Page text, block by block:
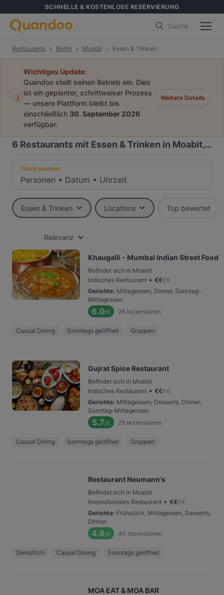
SCHNELLE & KOSTENLOSE RESERVIERUNG
Suche
Restaurants Berlin Moabit Essen & Trinken
i
Wichtiges Update:
Quandoo stellt seinen Betrieb ein. Dies
ist ein geplanter, schrittweiser Prozess
— unsere Plattform bleibt bis
einschließlich 30. September 2026
verfügbar.
Weitere Details
6 Restaurants mit Essen & Trinken in Moabit, Berlin
Tisch suchen:
Personen • Datum • Uhrzeit
Essen & Trinken Locations Top bewertet
Relevanz
Khaugalli - Mumbai Indian Street Food
Befindet sich in Moabit
Indisches Restaurant • €€€€
Gerichte: Mittagessen, Dinner, Sonntag-
Mittagessen
6.0/6 26 rezensionen
Casual Dining Sonntags geöffnet Gruppen
Gujrat Spice Restaurant
Befindet sich in Moabit
Indisches Restaurant • €€€€
Gerichte: Mittagessen, Desserts, Dinner,
Sonntag-Mittagessen
5.7/6 28 rezensionen
Casual Dining Sonntags geöffnet Gruppen
Restaurant Neumann's
Befindet sich in Moabit
Internationales Restaurant • €€€€
Gerichte: Frühstück, Mittagessen, Desserts,
Dinner
4.6/6 40 rezensionen
Gemütlich Casual Dining Sonntags geöffnet
MOA EAT & MOA BAR